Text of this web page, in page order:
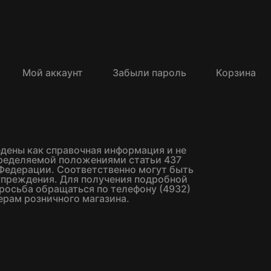
Мой аккаунт Забыли пароль Корзина
как справочная информация и не
положениями статьи 437
Соответственно могут быть
Для получения подробной
обращаться по телефону (4932)
розничного магазина.